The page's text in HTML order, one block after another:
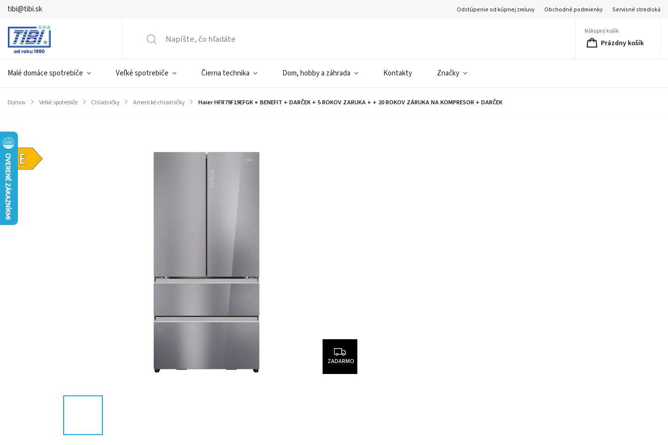
tibi@tibi.sk Odstúpenie od kúpnej zmluvy Obchodné podmienky Servisné strediská
Nákupný košík
Prázdny košík
Malé domáce spotrebiče Veľké spotrebiče Čierna technika Dom, hobby a záhrada Kontakty Značky
Domov / Veľké spotrebiče / Chladničky / Americké chladničky / Haier HFR79F19EFGK + BENEFIT + DARČEK + 5 ROKOV ZARUKA + + 20 ROKOV ZÁRUKA NA KOMPRESOR + DARČEK
Energetická
trieda E
Značka:
ZADARMO